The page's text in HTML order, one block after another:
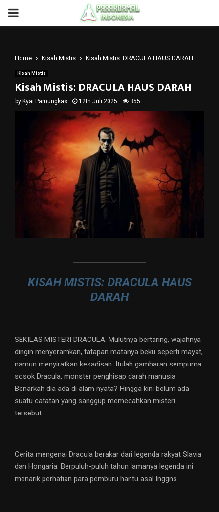
PRIMARY
Home Kisah Mistis Kisah Mistis: DRACULA HAUS DARAH
Kisah Mistis
Kisah Mistis: DRACULA HAUS DARAH
by Kyai Pamungkas 12th Juli 2025 355
KISAH MISTIS: DRACULA HAUS
DARAH
SEKILAS MISTERI DRACULA. Mulutnya bertaring, wajahnya
dingin menyeramkan, tatapan matanya beku seperti mayat,
namun menyiratkan kesadisan. Itulah gambaran sempurna
sosok Dracula, monster penghisap darah manusia
Benarkah dia ada di alam nyata? Hingga kini belum ada
suatu catatan yang sanggup memecahkan misteri
tersebut.
Cerita mengenai Dracula berakar dari legenda rakyat Slavia
dan Hongaria. Berpuluh-puluh tahun lamanya legenda ini
menarik perhatian para pemburu hantu asal Inggns.